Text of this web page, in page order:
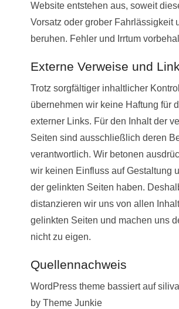
Website entstehen aus, soweit
Vorsatz oder grober Fahrlässigkeit
beruhen. Fehler und Irrtum
Externe Verweise und
Trotz sorgfältiger inhaltlicher
übernehmen wir keine Haftung für
externer Links. Für den Inhalt der
Seiten sind ausschließlich deren
verantwortlich. Wir betonen
wir keinen Einfluss auf Gestaltung
der gelinkten Seiten haben.
distanzieren wir uns von allen
gelinkten Seiten und machen uns
nicht zu eigen.
Quellennachweis
WordPress theme bassiert auf
by Theme Junkie